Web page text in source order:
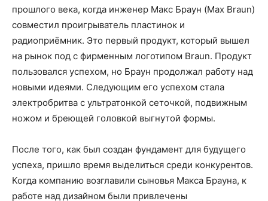
прошлого века, когда инженер Макс Браун (Max Braun)
совместил проигрыватель пластинок и
радиоприёмник. Это первый продукт, который вышел
на рынок под с фирменным логотипом Braun. Продукт
пользовался успехом, но Браун продолжал работу над
новыми идеями. Следующим его успехом стала
электробритва с ультратонкой сеточкой, подвижным
ножом и бреющей головкой выгнутой формы.
После того, как был создан фундамент для будущего
успеха, пришло время выделиться среди конкурентов.
Когда компанию возглавили сыновья Макса Брауна, к
работе над дизайном были привлечены